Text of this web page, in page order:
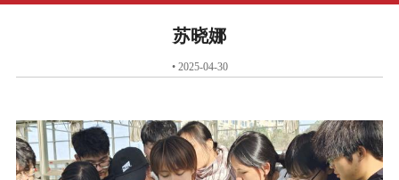
苏晓娜
• 2025-04-30